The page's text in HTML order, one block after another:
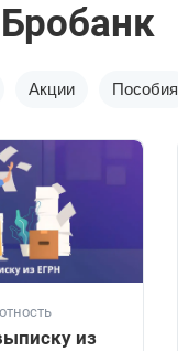
Акции Пособия
из